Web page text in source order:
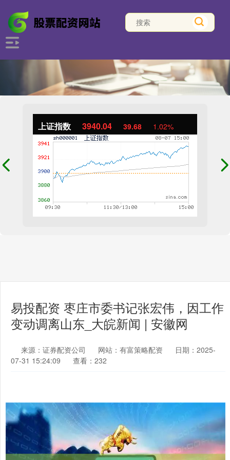
上证指数 3940.04 39.68 1.02%
易投配资 枣庄市委书记张宏伟，因工作
变动调离山东_大皖新闻 | 安徽网
来源：证券配资公司 网站：有富策略配资
日期：2025-
07-31 15:24:09
查看：232